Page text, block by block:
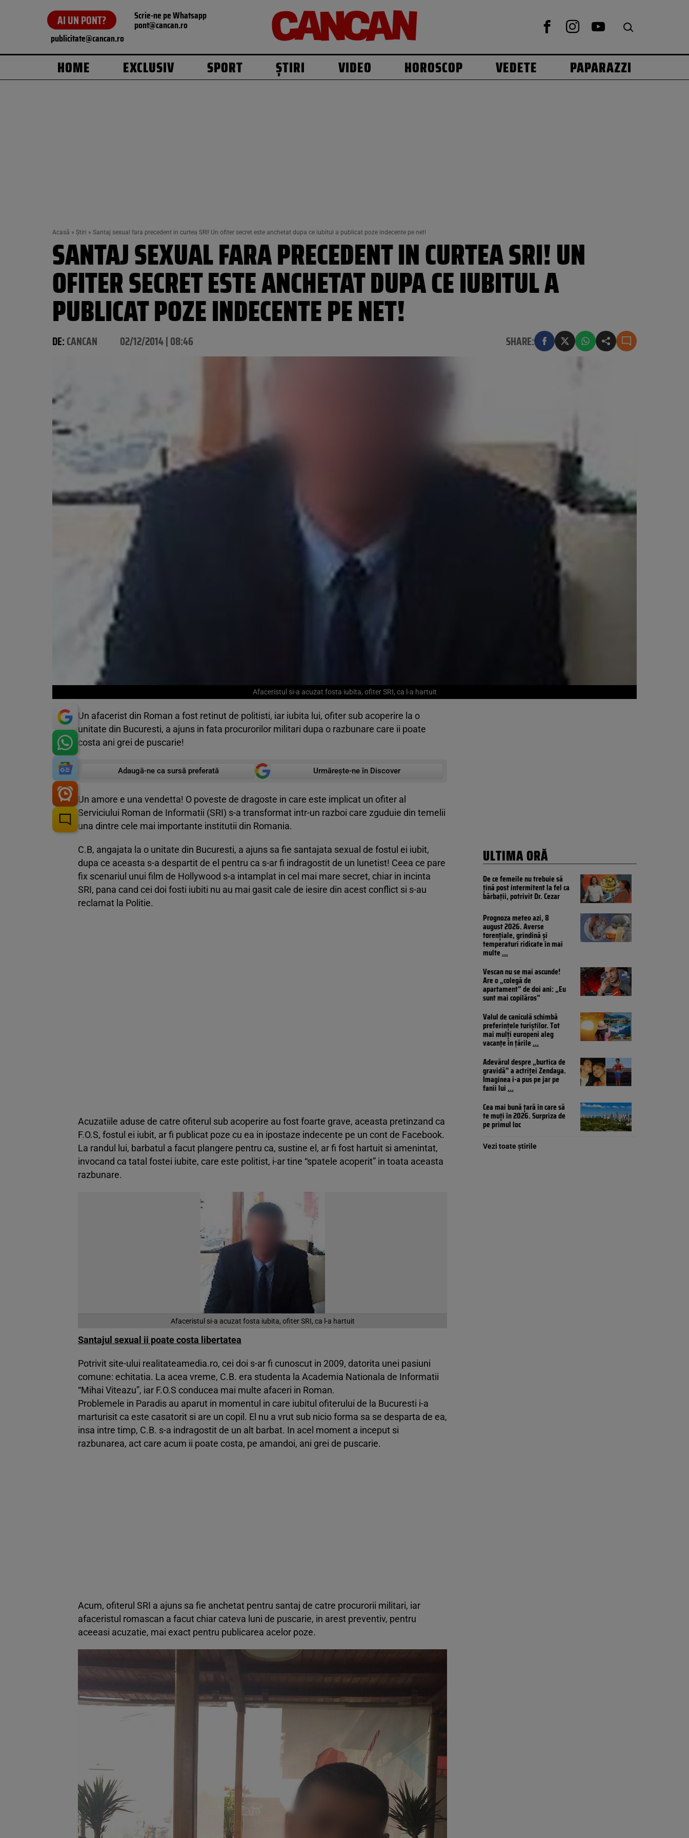
AI UN PONT? Scrie-ne pe Whatsapp
pont@cancan.ro
publicitate@cancan.ro
HOME EXCLUSIV SPORT ȘTIRI VIDEO HOROSCOP VEDETE PAPARAZZI
Acasă » Știri » Santaj sexual fara precedent in curtea SRI! Un ofiter secret este anchetat dupa ce iubitul a publicat poze indecente pe net!
SANTAJ SEXUAL FARA PRECEDENT IN CURTEA SRI! UN
OFITER SECRET ESTE ANCHETAT DUPA CE IUBITUL A
PUBLICAT POZE INDECENTE PE NET!
DE:CANCAN 02/12/2014 | 08:46 SHARE:
Afaceristul si-a acuzat fosta iubita, ofiter SRI, ca l-a hartuit
Un afacerist din Roman a fost retinut de politisti, iar iubita lui, ofiter sub acoperire la o
unitate din Bucuresti, a ajuns in fata procurorilor militari dupa o razbunare care ii poate
costa ani grei de puscarie!
Adaugă-ne ca sursă preferată Urmărește-ne în Discover
Un amore e una vendetta! O poveste de dragoste in care este implicat un ofiter al
Serviciului Roman de Informatii (SRI) s-a transformat intr-un razboi care zguduie din temelii
una dintre cele mai importante institutii din Romania.
C.B, angajata la o unitate din Bucuresti, a ajuns sa fie santajata sexual de fostul ei iubit,
dupa ce aceasta s-a despartit de el pentru ca s-ar fi indragostit de un lunetist! Ceea ce pare
fix scenariul unui film de Hollywood s-a intamplat in cel mai mare secret, chiar in incinta
SRI, pana cand cei doi fosti iubiti nu au mai gasit cale de iesire din acest conflict si s-au
reclamat la Politie.
Acuzatiile aduse de catre ofiterul sub acoperire au fost foarte grave, aceasta pretinzand ca
F.O.S, fostul ei iubit, ar fi publicat poze cu ea in ipostaze indecente pe un cont de Facebook.
La randul lui, barbatul a facut plangere pentru ca, sustine el, ar fi fost hartuit si amenintat,
invocand ca tatal fostei iubite, care este politist, i-ar tine “spatele acoperit” in toata aceasta
razbunare.
Afaceristul si-a acuzat fosta iubita, ofiter SRI, ca l-a hartuit
Santajul sexual ii poate costa libertatea
Potrivit site-ului realitateamedia.ro, cei doi s-ar fi cunoscut in 2009, datorita unei pasiuni
comune: echitatia. La acea vreme, C.B. era studenta la Academia Nationala de Informatii
“Mihai Viteazu”, iar F.O.S conducea mai multe afaceri in Roman.
Problemele in Paradis au aparut in momentul in care iubitul ofiterului de la Bucuresti i-a
marturisit ca este casatorit si are un copil. El nu a vrut sub nicio forma sa se desparta de ea,
insa intre timp, C.B. s-a indragostit de un alt barbat. In acel moment a inceput si
razbunarea, act care acum ii poate costa, pe amandoi, ani grei de puscarie.
Acum, ofiterul SRI a ajuns sa fie anchetat pentru santaj de catre procurorii militari, iar
afaceristul romascan a facut chiar cateva luni de puscarie, in arest preventiv, pentru
aceeasi acuzatie, mai exact pentru publicarea acelor poze.
ULTIMA ORĂ
De ce femeile nu trebuie să
țină post intermitent la fel ca
bărbații, potrivit Dr. Cezar
Prognoza meteo azi, 8
august 2026. Averse
torențiale, grindină și
temperaturi ridicate în mai
multe...
Vescan nu se mai ascunde!
Are o „colegă de
apartament” de doi ani: „Eu
sunt mai copilăros”
Valul de caniculă schimbă
preferințele turiștilor. Tot
mai mulți europeni aleg
vacanțe în țările...
Adevărul despre „burtica de
gravidă” a actriței Zendaya.
Imaginea i-a pus pe jar pe
fanii lui...
Cea mai bună țară în care să
te muți în 2026. Surpriza de
pe primul loc
Vezi toate știrile